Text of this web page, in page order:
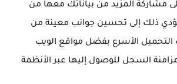
المزيد من بياناتك معها من
ذلك إلى تحسين جوانب معينة من
التحميل الأسرع بفضل مواقع الويب
السجل للوصول إليها عبر الأنظمة